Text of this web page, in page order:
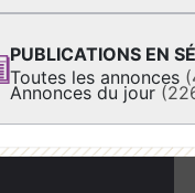
PUBLICATIONS EN
Toutes les annonces
Annonces du jour